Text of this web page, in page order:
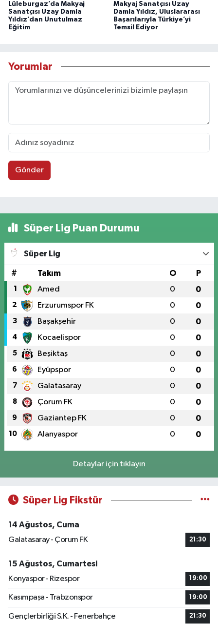
Lüleburgaz’da Makyaj
Sanatçısı Uzay Damla
Yıldız’dan Unutulmaz
Eğitim
Makyaj Sanatçısı Uzay
Damla Yıldız, Uluslararası
Başarılarıyla Türkiye’yi
Temsil Ediyor
Yorumlar
Gönder
Süper Lig Puan Durumu
Süper Lig
# Takım O P
1 Amed 0 0
2 Erzurumspor FK 0 0
3 Başakşehir 0 0
4 Kocaelispor 0 0
5 Beşiktaş 0 0
6 Eyüpspor 0 0
7 Galatasaray 0 0
8 Çorum FK 0 0
9 Gaziantep FK 0 0
10 Alanyaspor 0 0
Detaylar için tıklayın
Süper Lig Fikstür
14 Ağustos, Cuma
Galatasaray - Çorum FK
21:30
15 Ağustos, Cumartesi
Konyaspor - Rizespor
19:00
Kasımpaşa - Trabzonspor 19:00
Gençlerbirliği S.K. - Fenerbahçe 21:30